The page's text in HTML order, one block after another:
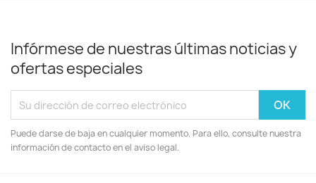
Infórmese de nuestras últimas noticias y
ofertas especiales
Puede darse de baja en cualquier momento. Para ello, consulte nuestra
información de contacto en el aviso legal.